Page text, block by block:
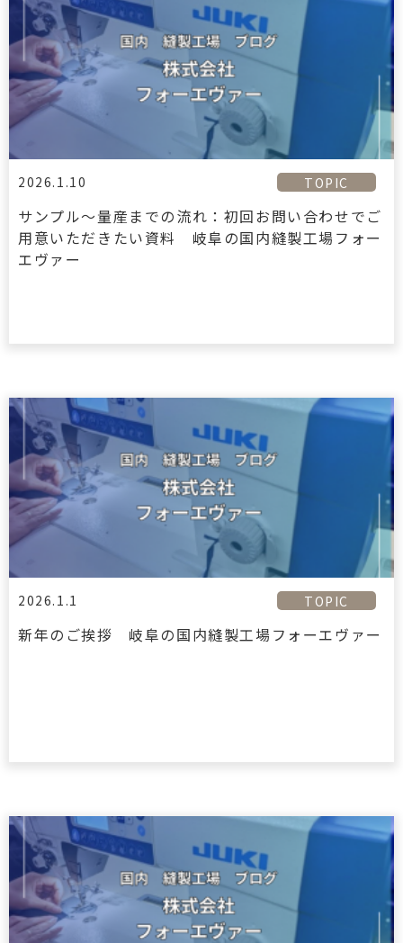
2026.1.10 TOPIC
サンプル〜量産までの流れ：初回お問い合わせでご
用意いただきたい資料 岐阜の国内縫製工場フォー
エヴァー
2026.1.1 TOPIC
新年のご挨拶 岐阜の国内縫製工場フォーエヴァー